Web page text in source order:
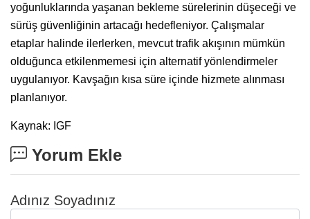
yoğunluklarında yaşanan bekleme sürelerinin düşeceği ve
sürüş güvenliğinin artacağı hedefleniyor. Çalışmalar
etaplar halinde ilerlerken, mevcut trafik akışının mümkün
olduğunca etkilenmemesi için alternatif yönlendirmeler
uygulanıyor. Kavşağın kısa süre içinde hizmete alınması
planlanıyor.
Kaynak: IGF
Yorum Ekle
Adınız Soyadınız